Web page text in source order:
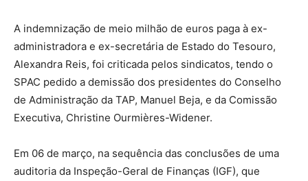
A indemnização de meio milhão de euros paga à ex-
administradora e ex-secretária de Estado do Tesouro,
Alexandra Reis, foi criticada pelos sindicatos, tendo o
SPAC pedido a demissão dos presidentes do Conselho
de Administração da TAP, Manuel Beja, e da Comissão
Executiva, Christine Ourmières-Widener.
Em 06 de março, na sequência das conclusões de uma
auditoria da Inspeção-Geral de Finanças (IGF), que